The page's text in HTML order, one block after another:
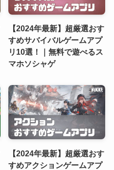
【2024年最新】超厳選おす
すめサバイバルゲームアプ
リ10選！｜無料で遊べるス
マホソシャゲ
【2024年最新】超厳選おす
すめアクションゲームアプ